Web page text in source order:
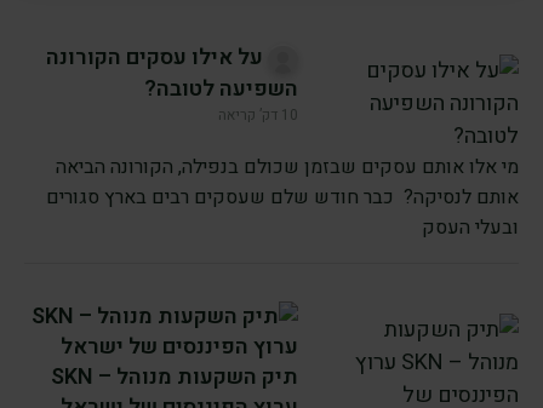
על אילו עסקים הקורונה
השפיעה לטובה?
10 דק’ קריאה
מי אלו אותם עסקים שבזמן שכולם בנפילה, הקורונה הביאה
אותם לנסיקה? כבר חודש שלם שעסקים רבים בארץ סגורים
ובעלי העסק
תיק השקעות מנוהל – SKN